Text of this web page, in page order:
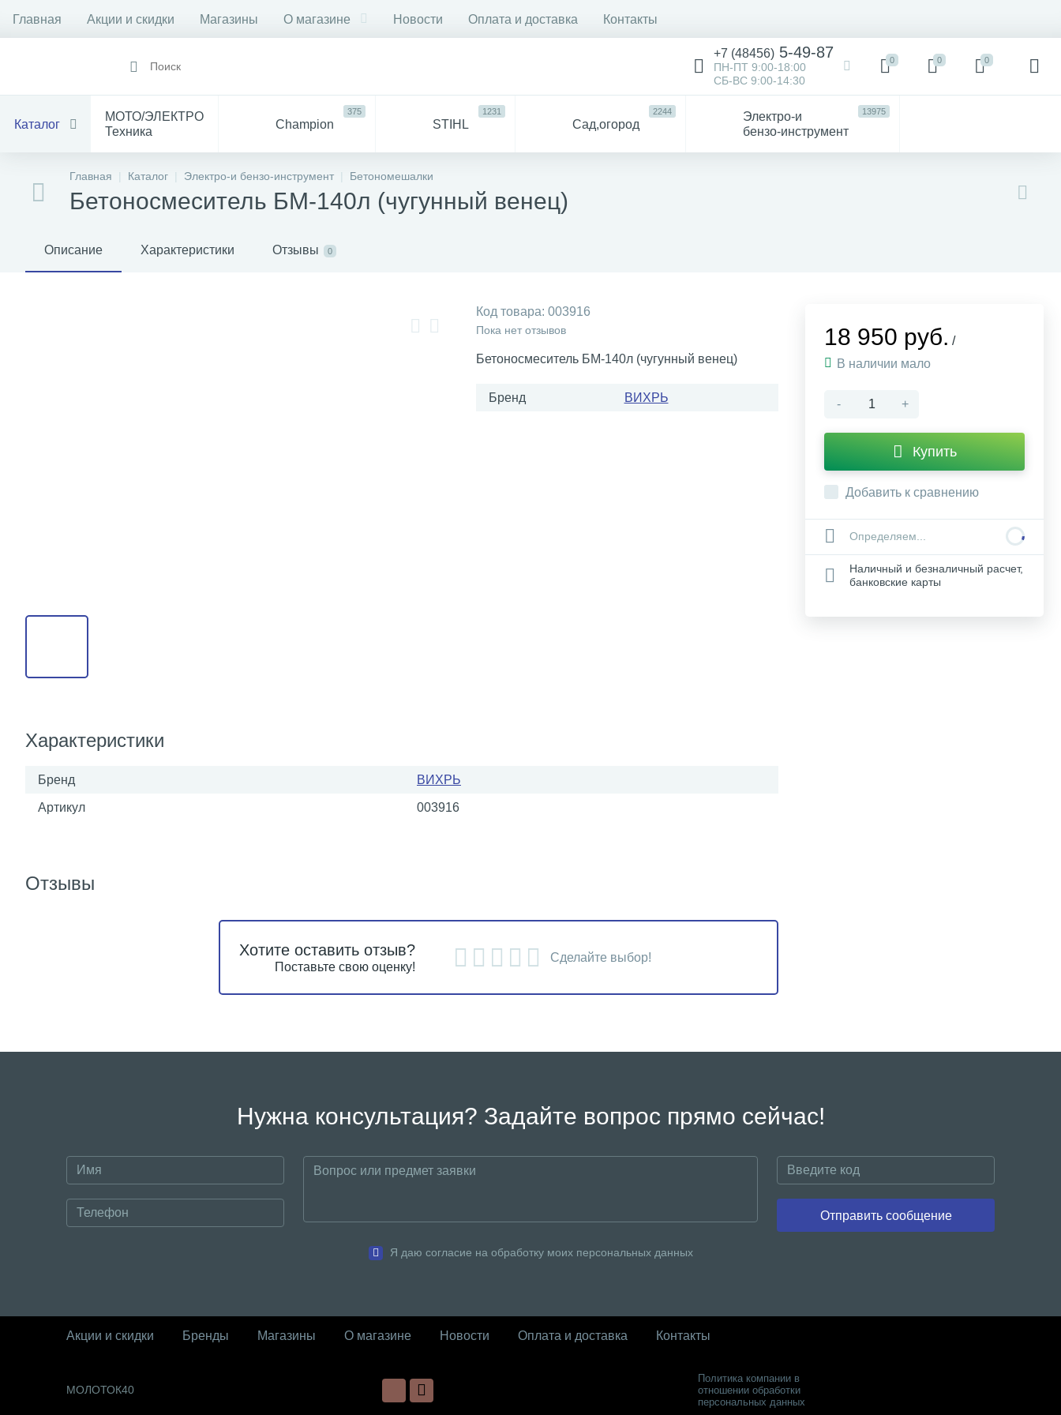
Главная Акции и скидки Магазины О магазине Новости Оплата и доставка Контакты
+7 (48456) 5-49-87
ПН-ПТ 9:00-18:00
СБ-ВС 9:00-14:30
0 0 0
Каталог
МОТО/ЭЛЕКТРО
Техника
Champion
375
STIHL
1231
Сад,огород
2244
Электро-и
бензо-инструмент
13975
Все
Инструмент
СТРОЙКИ И РЕМОНТА
Главная Каталог Электро-и бензо-инструмент Бетономешалки
Бетоносмеситель БМ-140л (чугунный венец)
Описание Характеристики Отзывы 0
Код товара: 003916
Пока нет отзывов
Бетоносмеситель БМ-140л (чугунный венец)
Бренд ВИХРЬ
Характеристики
Бренд ВИХРЬ
Артикул 003916
18 950 руб. /
В наличии мало
- +
Купить
Добавить к сравнению
Определяем...
Наличный и безналичный расчет,
банковские карты
Отзывы
Хотите оставить отзыв?
Поставьте свою оценку!
Сделайте выбор!
Нужна консультация? Задайте вопрос прямо сейчас!
Отправить сообщение
Я даю согласие на обработку моих персональных данных
Акции и скидки Бренды Магазины О магазине Новости Оплата и доставка Контакты
МОЛОТОК40
Политика компании в
отношении обработки
персональных данных